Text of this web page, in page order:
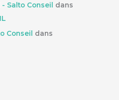
- Salto Conseil
dans
Conseil
dans